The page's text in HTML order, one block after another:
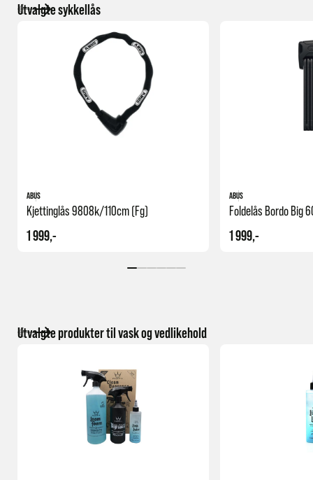
Utvalgte sykkellås
ABUS
Kjettinglås 9808k/110cm (fg)
1 999,-
ABUS
Foldelås Bordo Big
1 999,-
Utvalgte produkter til vask og vedlikehold